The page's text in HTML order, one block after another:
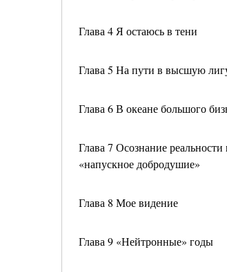
Глава 4 Я остаюсь в тени
Глава 5 На пути в высшую
Глава 6 В океане большого
Глава 7 Осознание реальности
«напускное добродушие»
Глава 8 Мое видение
Глава 9 «Нейтронные» годы